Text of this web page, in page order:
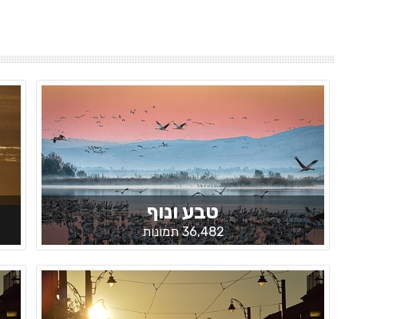
טבע ונוף
36,482 תמונות